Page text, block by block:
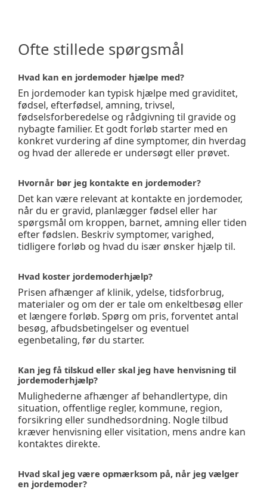
Ofte stillede spørgsmål
Hvad kan en jordemoder hjælpe med?
En jordemoder kan typisk hjælpe med graviditet,
fødsel, efterfødsel, amning, trivsel,
fødselsforberedelse og rådgivning til gravide og
nybagte familier. Et godt forløb starter med en
konkret vurdering af dine symptomer, din hverdag
og hvad der allerede er undersøgt eller prøvet.
Hvornår bør jeg kontakte en jordemoder?
Det kan være relevant at kontakte en jordemoder,
når du er gravid, planlægger fødsel eller har
spørgsmål om kroppen, barnet, amning eller tiden
efter fødslen. Beskriv symptomer, varighed,
tidligere forløb og hvad du især ønsker hjælp til.
Hvad koster jordemoderhjælp?
Prisen afhænger af klinik, ydelse, tidsforbrug,
materialer og om der er tale om enkeltbesøg eller
et længere forløb. Spørg om pris, forventet antal
besøg, afbudsbetingelser og eventuel
egenbetaling, før du starter.
Kan jeg få tilskud eller skal jeg have henvisning til
jordemoderhjælp?
Mulighederne afhænger af behandlertype, din
situation, offentlige regler, kommune, region,
forsikring eller sundhedsordning. Nogle tilbud
kræver henvisning eller visitation, mens andre kan
kontaktes direkte.
Hvad skal jeg være opmærksom på, når jeg vælger
en jordemoder?